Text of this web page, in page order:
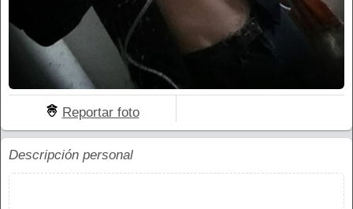
Reportar foto
Descripción personal